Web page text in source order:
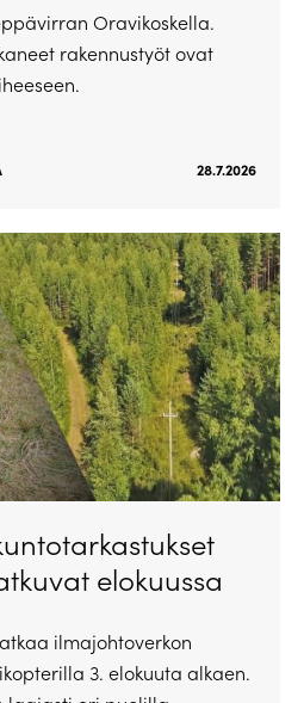
Oravikoskella.
rakennustyöt ovat
28.7.2026
elokuussa
ilmajohtoverkon
3. elokuuta alkaen.